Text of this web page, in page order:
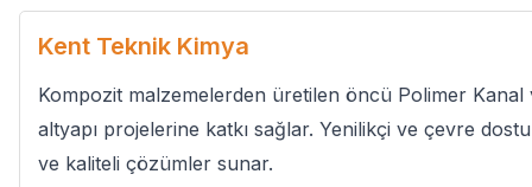
Kent Teknik Kimya
Kompozit malzemelerden üretilen öncü Polimer Kanal
altyapı projelerine katkı sağlar. Yenilikçi ve çevre dostu
ve kaliteli çözümler sunar.